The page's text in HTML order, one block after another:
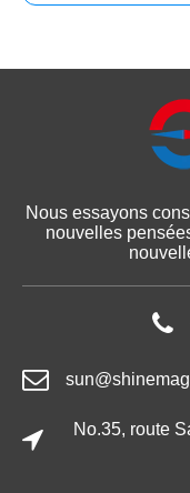
Nous essayons
nouvelles
No.35, route